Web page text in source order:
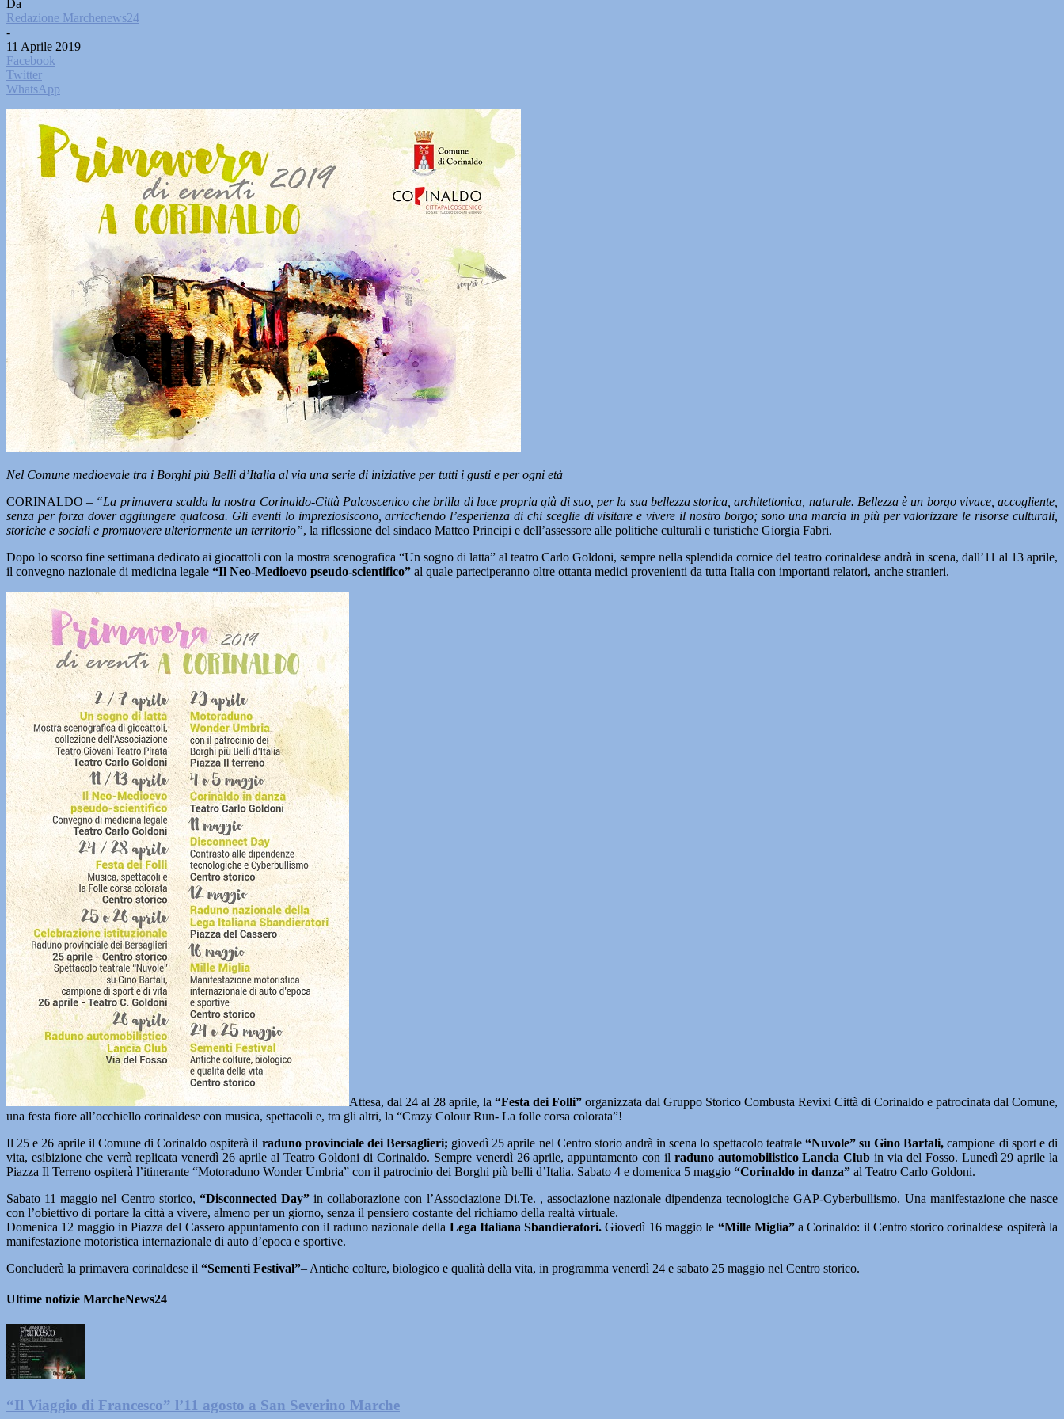
Da
Redazione Marchenews24
-
11 Aprile 2019
Facebook
Twitter
WhatsApp
Nel Comune medioevale tra i Borghi più Belli d’Italia al via una serie di iniziative per tutti i gusti e per ogni età
CORINALDO – “La primavera scalda la nostra Corinaldo-Città Palcoscenico che brilla di luce propria già di suo, per la sua bellezza storica, architettonica, naturale. Bellezza è un borgo vivace, accogliente,
senza per forza dover aggiungere qualcosa. Gli eventi lo impreziosiscono, arricchendo l’esperienza di chi sceglie di visitare e vivere il nostro borgo; sono una marcia in più per valorizzare le risorse culturali,
storiche e sociali e promuovere ulteriormente un territorio”, la riflessione del sindaco Matteo Principi e dell’assessore alle politiche culturali e turistiche Giorgia Fabri.
Dopo lo scorso fine settimana dedicato ai giocattoli con la mostra scenografica “Un sogno di latta” al teatro Carlo Goldoni, sempre nella splendida cornice del teatro corinaldese andrà in scena, dall’11 al 13 aprile,
il convegno nazionale di medicina legale “Il Neo-Medioevo pseudo-scientifico” al quale parteciperanno oltre ottanta medici provenienti da tutta Italia con importanti relatori, anche stranieri.
Attesa, dal 24 al 28 aprile, la “Festa dei Folli” organizzata dal Gruppo Storico Combusta Revixi Città di Corinaldo e patrocinata dal Comune,
una festa fiore all’occhiello corinaldese con musica, spettacoli e, tra gli altri, la “Crazy Colour Run- La folle corsa colorata”!
Il 25 e 26 aprile il Comune di Corinaldo ospiterà il raduno provinciale dei Bersaglieri; giovedì 25 aprile nel Centro storio andrà in scena lo spettacolo teatrale“Nuvole” su Gino Bartali, campione di sport e di
vita, esibizione che verrà replicata venerdì 26 aprile al Teatro Goldoni di Corinaldo. Sempre venerdì 26 aprile, appuntamento con il raduno automobilistico Lancia Club in via del Fosso. Lunedì 29 aprile la
Piazza Il Terreno ospiterà l’itinerante “Motoraduno Wonder Umbria” con il patrocinio dei Borghi più belli d’Italia. Sabato 4 e domenica 5 maggio “Corinaldo in danza” al Teatro Carlo Goldoni.
Sabato 11 maggio nel Centro storico, “Disconnected Day”in collaborazione con l’Associazione Di.Te. , associazione nazionale dipendenza tecnologiche GAP-Cyberbullismo. Una manifestazione che nasce
con l’obiettivo di portare la città a vivere, almeno per un giorno, senza il pensiero costante del richiamo della realtà virtuale.
Domenica 12 maggio in Piazza del Cassero appuntamento con il raduno nazionale della Lega Italiana Sbandieratori. Giovedì 16 maggio le “Mille Miglia”a Corinaldo: il Centro storico corinaldese ospiterà la
manifestazione motoristica internazionale di auto d’epoca e sportive.
Concluderà la primavera corinaldese il “Sementi Festival”– Antiche colture, biologico e qualità della vita, in programma venerdì 24 e sabato 25 maggio nel Centro storico.
Ultime notizie MarcheNews24
“Il Viaggio di Francesco” l’11 agosto a San Severino Marche